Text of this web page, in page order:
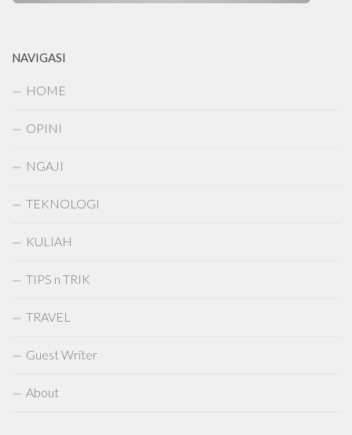
NAVIGASI
HOME
OPINI
NGAJI
TEKNOLOGI
KULIAH
TIPS n TRIK
TRAVEL
Guest Writer
About